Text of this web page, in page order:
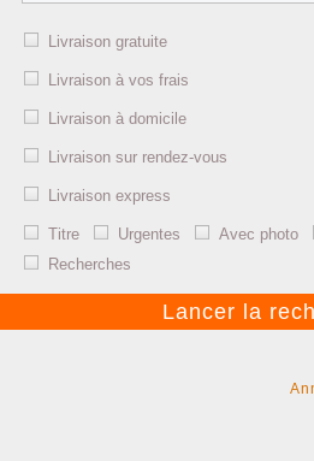
Livraison gratuite
Livraison à vos frais
Livraison à domicile
Livraison sur rendez-vous
Livraison express
Titre Urgentes Avec photo
Recherches